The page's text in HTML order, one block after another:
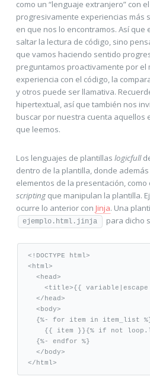
como un “lenguaje extranjero” con
progresivamente experiencias más
en que nos lo encontramos. Así que
saltar la lectura de código, sino
que vamos haciendo sentido
preguntamos proactivamente por el
experiencia con el código, la
y otros puede ser llamativa.
hipertextual, así que también nos
buscar por nuestra cuenta aquellos
que leemos.
Los lenguajes de plantillas logicfull
dentro de la plantilla, donde
elementos de la presentación,
scriptingque manipulan la plantilla.
ocurre lo anterior con Jinja. Una
ejemplo.html.jinja para dicho
<!DOCTYPE html>
<html>
  <head>
<title>{{ variable|escape
  </head>
  <body>
{%- for item in item_list
{{ item }}{% if not
  {%- endfor %}
  </body>
</html>